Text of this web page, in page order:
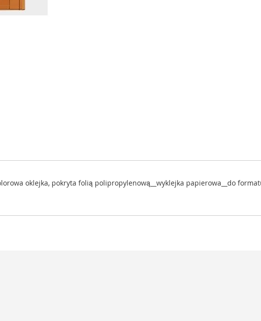
oklejka, pokryta folią polipropylenową__wyklejka papierowa__do